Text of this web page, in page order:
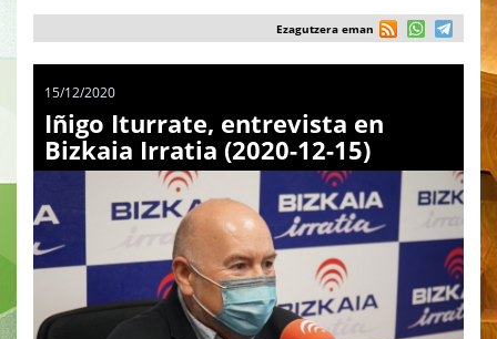
Ezagutzera eman
15/12/2020
Iñigo Iturrate, entrevista en
Bizkaia Irratia (2020-12-15)